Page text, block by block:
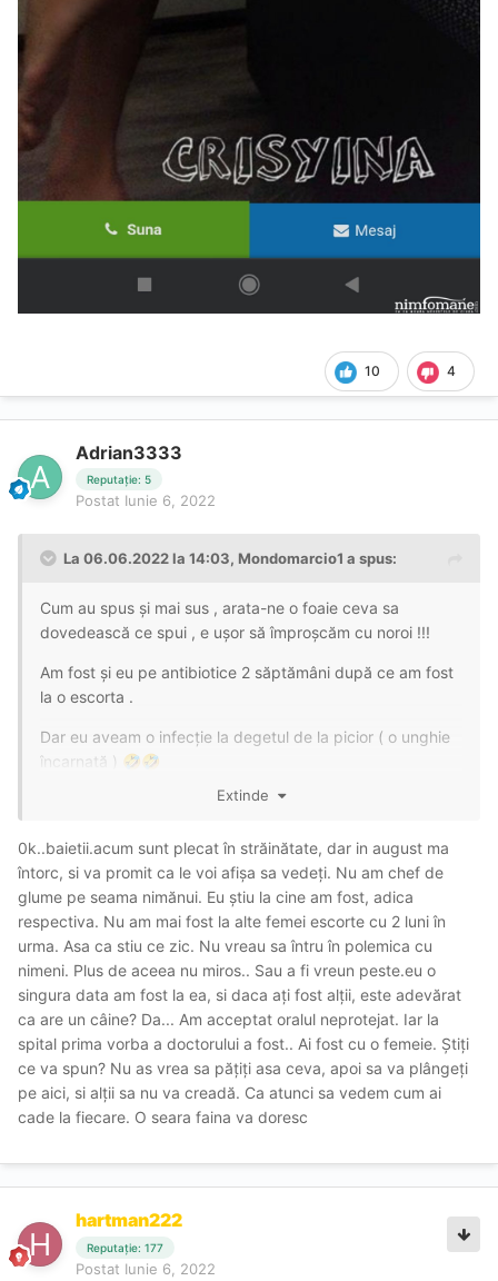
10 4
Adrian3333
Reputație: 5
Postat Iunie 6, 2022
La 06.06.2022 la 14:03, Mondomarcio1 a spus:
Cum au spus și mai sus , arata-ne o foaie ceva sa
dovedească ce spui , e ușor să împroșcăm cu noroi !!!
Am fost și eu pe antibiotice 2 săptămâni după ce am fost
la o escorta .
Dar eu aveam o infecție la degetul de la picior ( o unghie
încarnată ) 🤣🤣
Extinde
0k..baietii.acum sunt plecat în străinătate, dar in august ma
întorc, si va promit ca le voi afișa sa vedeți. Nu am chef de
glume pe seama nimănui. Eu știu la cine am fost, adica
respectiva. Nu am mai fost la alte femei escorte cu 2 luni în
urma. Asa ca stiu ce zic. Nu vreau sa întru în polemica cu
nimeni. Plus de aceea nu miros.. Sau a fi vreun peste.eu o
singura data am fost la ea, si daca ați fost alții, este adevărat
ca are un câine? Da... Am acceptat oralul neprotejat. Iar la
spital prima vorba a doctorului a fost.. Ai fost cu o femeie. Știți
ce va spun? Nu as vrea sa pățiți asa ceva, apoi sa va plângeți
pe aici, si alții sa nu va creadă. Ca atunci sa vedem cum ai
cade la fiecare. O seara faina va doresc
hartman222
Reputație: 177
Postat Iunie 6, 2022